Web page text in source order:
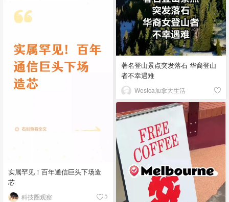
著名登山景点突发落石 华裔登山
者不幸遇难
Westca加拿大生活
实属罕见！百年通信巨头下场造
芯
科技圈观察 5